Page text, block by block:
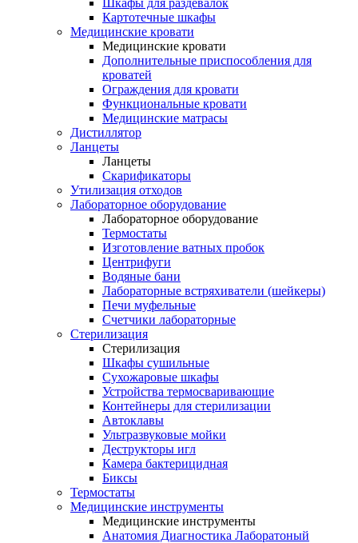
Шкафы для раздевалок
Картотечные шкафы
Медицинские кровати
Медицинские кровати
Дополнительные приспособления для
кроватей
Ограждения для кровати
Функциональные кровати
Медицинские матрасы
Дистиллятор
Ланцеты
Ланцеты
Скарификаторы
Утилизация отходов
Лабораторное оборудование
Лабораторное оборудование
Термостаты
Изготовление ватных пробок
Центрифуги
Водяные бани
Лабораторные встряхиватели (шейкеры)
Печи муфельные
Счетчики лабораторные
Стерилизация
Стерилизация
Шкафы сушильные
Сухожаровые шкафы
Устройства термосваривающие
Контейнеры для стерилизации
Автоклавы
Ультразвуковые мойки
Деструкторы игл
Камера бактерицидная
Биксы
Термостаты
Медицинские инструменты
Медицинские инструменты
Анатомия Диагностика Лаборатоный